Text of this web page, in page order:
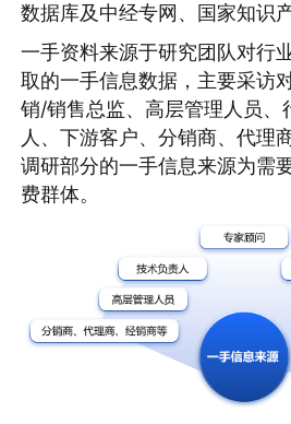
数据库及中经专网、国家知识
一手资料来源于研究团队对行
取的一手信息数据，主要采访
销/销售总监、高层管理人员、
人、下游客户、分销商、代理
调研部分的一手信息来源为需
费群体。